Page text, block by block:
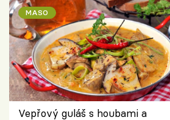
MASO
Vepřový guláš s houbami a